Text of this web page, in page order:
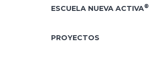
ESCUELA NUEVA ACTIVA®
PROYECTOS